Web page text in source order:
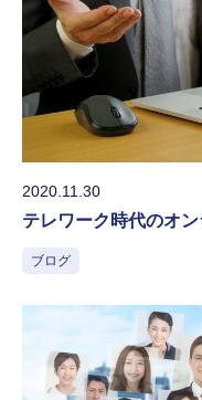
2020.11.30
テレワーク時代のオ
ブログ